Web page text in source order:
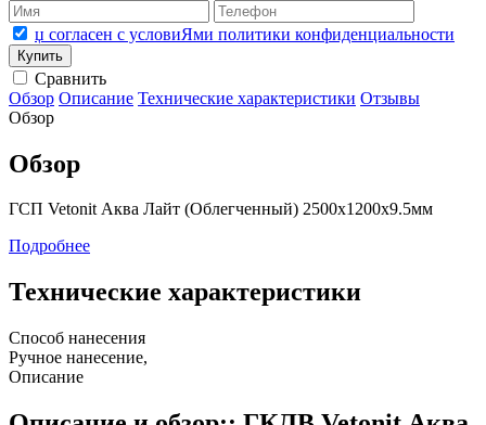
џ согласен с условиЯми политики конфиденциальности
Сравнить
Обзор Описание Технические характеристики Отзывы
Обзор
Обзор
ГСП Vetonit Аква Лайт (Облегченный) 2500х1200х9.5мм
Подробнее
Технические характеристики
Способ нанесения
Ручное нанесение,
Описание